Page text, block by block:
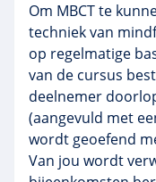
Om MBCTte
techniek van
op regelmatige
van de cursus
deelnemer
(aangevuld met
wordt geoefend
Van jou wordt